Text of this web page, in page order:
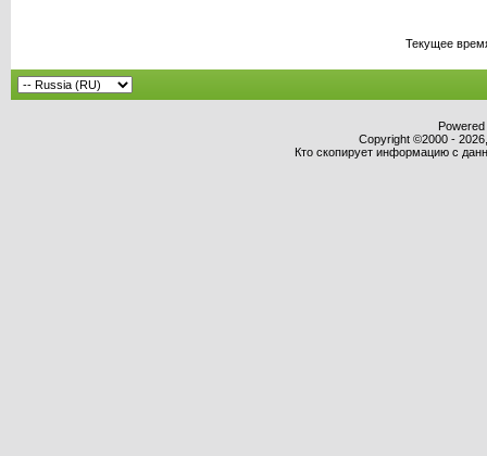
Текущее
Copyright ©2000 -
Кто скопирует информацию с